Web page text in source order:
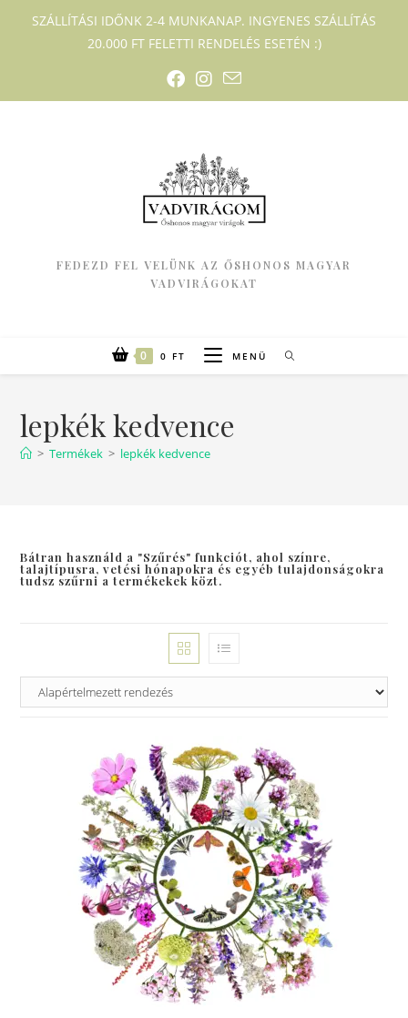
SZÁLLÍTÁSI IDŐNK 2-4 MUNKANAP. INGYENES SZÁLLÍTÁS
20.000 FT FELETTI RENDELÉS ESETÉN :)
FEDEZD FEL VELÜNK AZ ŐSHONOS MAGYAR
VADVIRÁGOKAT
0 0 FT MENÜ
lepkék kedvence
> Termékek > lepkék kedvence
Bátran használd a "Szűrés" funkciót, ahol színre,
talajtípusra, vetési hónapokra és egyéb tulajdonságokra
tudsz szűrni a termékekek közt.